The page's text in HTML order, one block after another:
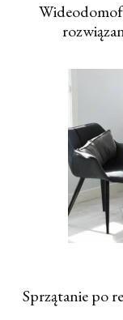
Sprzątanie po